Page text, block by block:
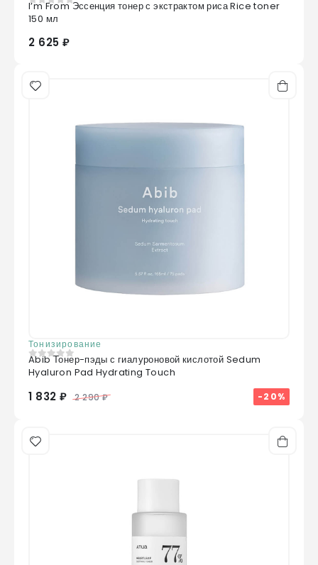
0из 5
I’m From Эссенция тонер с экстрактом риса Rice toner
150 мл
2 625 ₽
Тонизирование
0из 5
Abib Тонер-пэды с гиалуроновой кислотой Sedum
Hyaluron Pad Hydrating Touch
1 832 ₽ 2 290 ₽ -20%